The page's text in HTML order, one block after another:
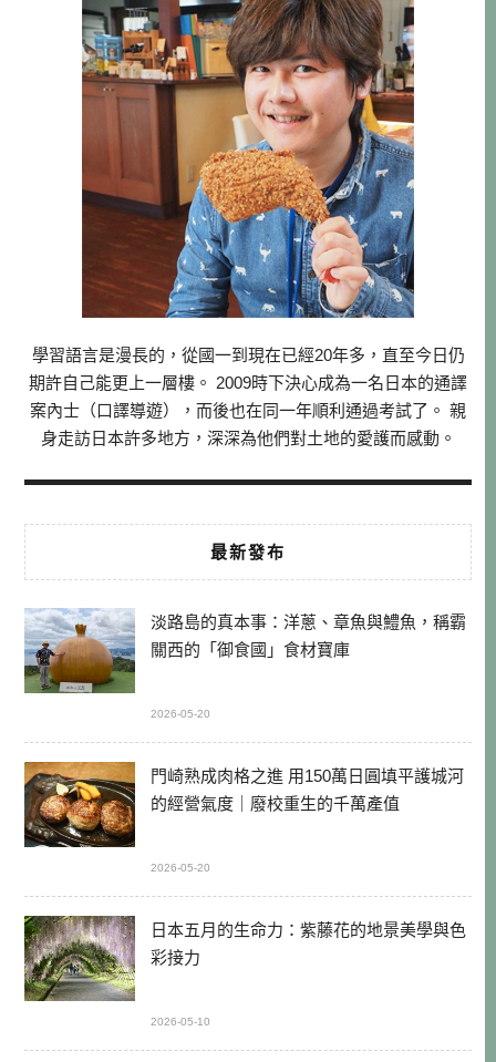
學習語言是漫長的，從國一到現在已經20年多，直至今日仍
期許自己能更上一層樓。 2009時下決心成為一名日本的通譯
案內士（口譯導遊），而後也在同一年順利通過考試了。 親
身走訪日本許多地方，深深為他們對土地的愛護而感動。
最新發布
淡路島的真本事：洋蔥、章魚與鱧魚，稱霸
關西的「御食國」食材寶庫
2026-05-20
門崎熟成肉格之進 用150萬日圓填平護城河
的經營氣度｜廢校重生的千萬產值
2026-05-20
日本五月的生命力：紫藤花的地景美學與色
彩接力
2026-05-10